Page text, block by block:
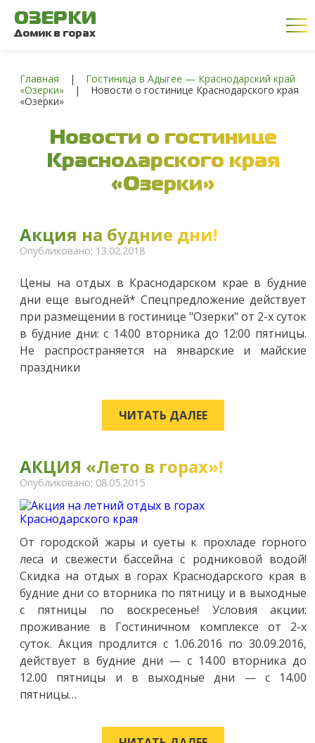
ОЗЕРКИ
Домик в горах
Главная |
Гостиница в Адыгее — Краснодарский край
«Озерки» |
Новости о гостинице Краснодарского края
«Озерки»
Новости о гостинице
Краснодарского края
«Озерки»
Акция на будние дни!
Опубликовано: 13.02.2018
Цены на отдых в Краснодарском крае в будние
дни еще выгодней* Спецпредложение действует
при размещении в гостинице "Озерки" от 2-х суток
в будние дни: с 14:00 вторника до 12:00 пятницы.
Не распространяется на январские и майские
праздники
ЧИТАТЬ ДАЛЕЕ
АКЦИЯ «Лето в горах»!
Опубликовано: 08.05.2015
От городской жары и суеты к прохладе горного
леса и свежести бассейна с родниковой водой!
Скидка на отдых в горах Краснодарского края в
будние дни со вторника по пятницу и в выходные
с пятницы по воскресенье! Условия акции:
проживание в Гостиничном комплексе от 2-х
суток. Акция продлится с 1.06.2016 по 30.09.2016,
действует в будние дни — с 14.00 вторника до
12.00 пятницы и в выходные дни — с 14.00
пятницы…